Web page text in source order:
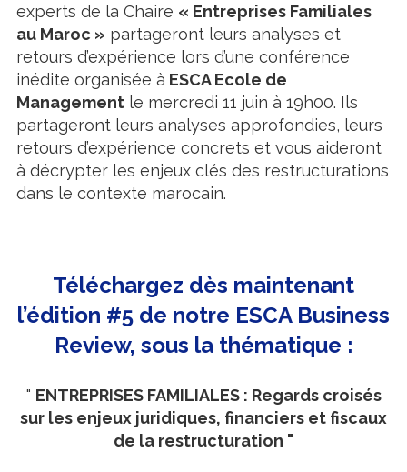
experts de la Chaire « Entreprises Familiales
au Maroc » partageront leurs analyses et
retours d’expérience lors d’une conférence
inédite organisée à ESCA Ecole de
Management le mercredi 11 juin à 19h00. Ils
partageront leurs analyses approfondies, leurs
retours d’expérience concrets et vous aideront
à décrypter les enjeux clés des restructurations
dans le contexte marocain.
Téléchargez dès maintenant
l’édition #5 de notre ESCA Business
Review, sous la thématique :
" ENTREPRISES FAMILIALES : Regards croisés
sur les enjeux juridiques, financiers et fiscaux
de la restructuration "